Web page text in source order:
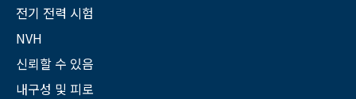
전기 전력 시험
NVH
신뢰할 수 있음
내구성 및 피로